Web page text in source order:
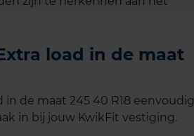
load in de maat
in de maat 245 40 R18 eenvoudig
in bij jouw KwikFit vestiging.